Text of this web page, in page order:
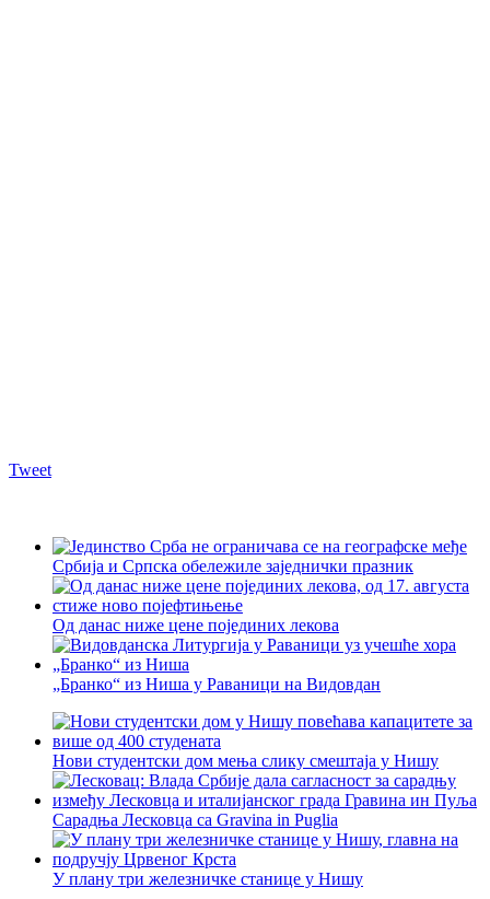
Tweet
Србија и Српска обележиле заједнички празник
Од данас ниже цене појединих лекова
„Бранко“ из Ниша у Раваници на Видовдан
Нови студентски дом мења слику смештаја у Нишу
Сарадња Лесковца са Gravina in Puglia
У плану три железничке станице у Нишу